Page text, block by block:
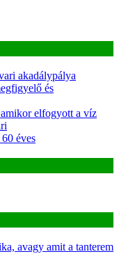
akadálypálya
és
elfogyott a víz
éves
avagy amit a tanterem